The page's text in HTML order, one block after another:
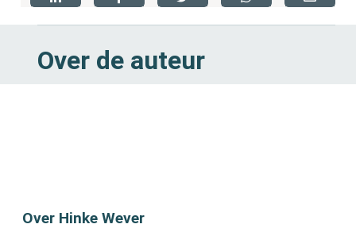
Over de auteur
Over Hinke Wever